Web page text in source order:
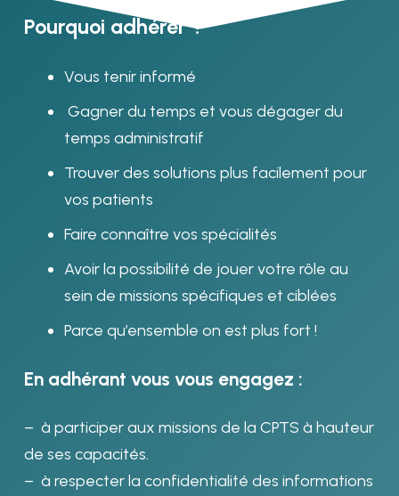
Pourquoi adhérer ?
Vous tenir informé
Gagner du temps et vous dégager du
temps administratif
Trouver des solutions plus facilement pour
vos patients
Faire connaître vos spécialités
Avoir la possibilité de jouer votre rôle au
sein de missions spécifiques et ciblées
Parce qu’ensemble on est plus fort !
En adhérant vous vous engagez :
– à participer aux missions de la CPTS à hauteur
de ses capacités.
– à respecter la confidentialité des informations